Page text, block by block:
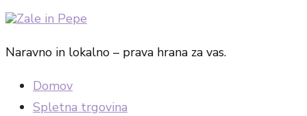
Naravno in lokalno – prava hrana za vas.
Domov
Spletna trgovina